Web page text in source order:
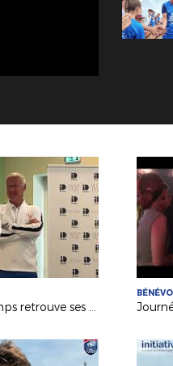
Quand Didiier Deschamps retrouve ses racines nantaises...